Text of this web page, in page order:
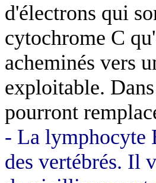
d'électrons qui
cytochrome C
acheminés vers
exploitable.
pourront
- La lymphocyte
des vertébrés. Il